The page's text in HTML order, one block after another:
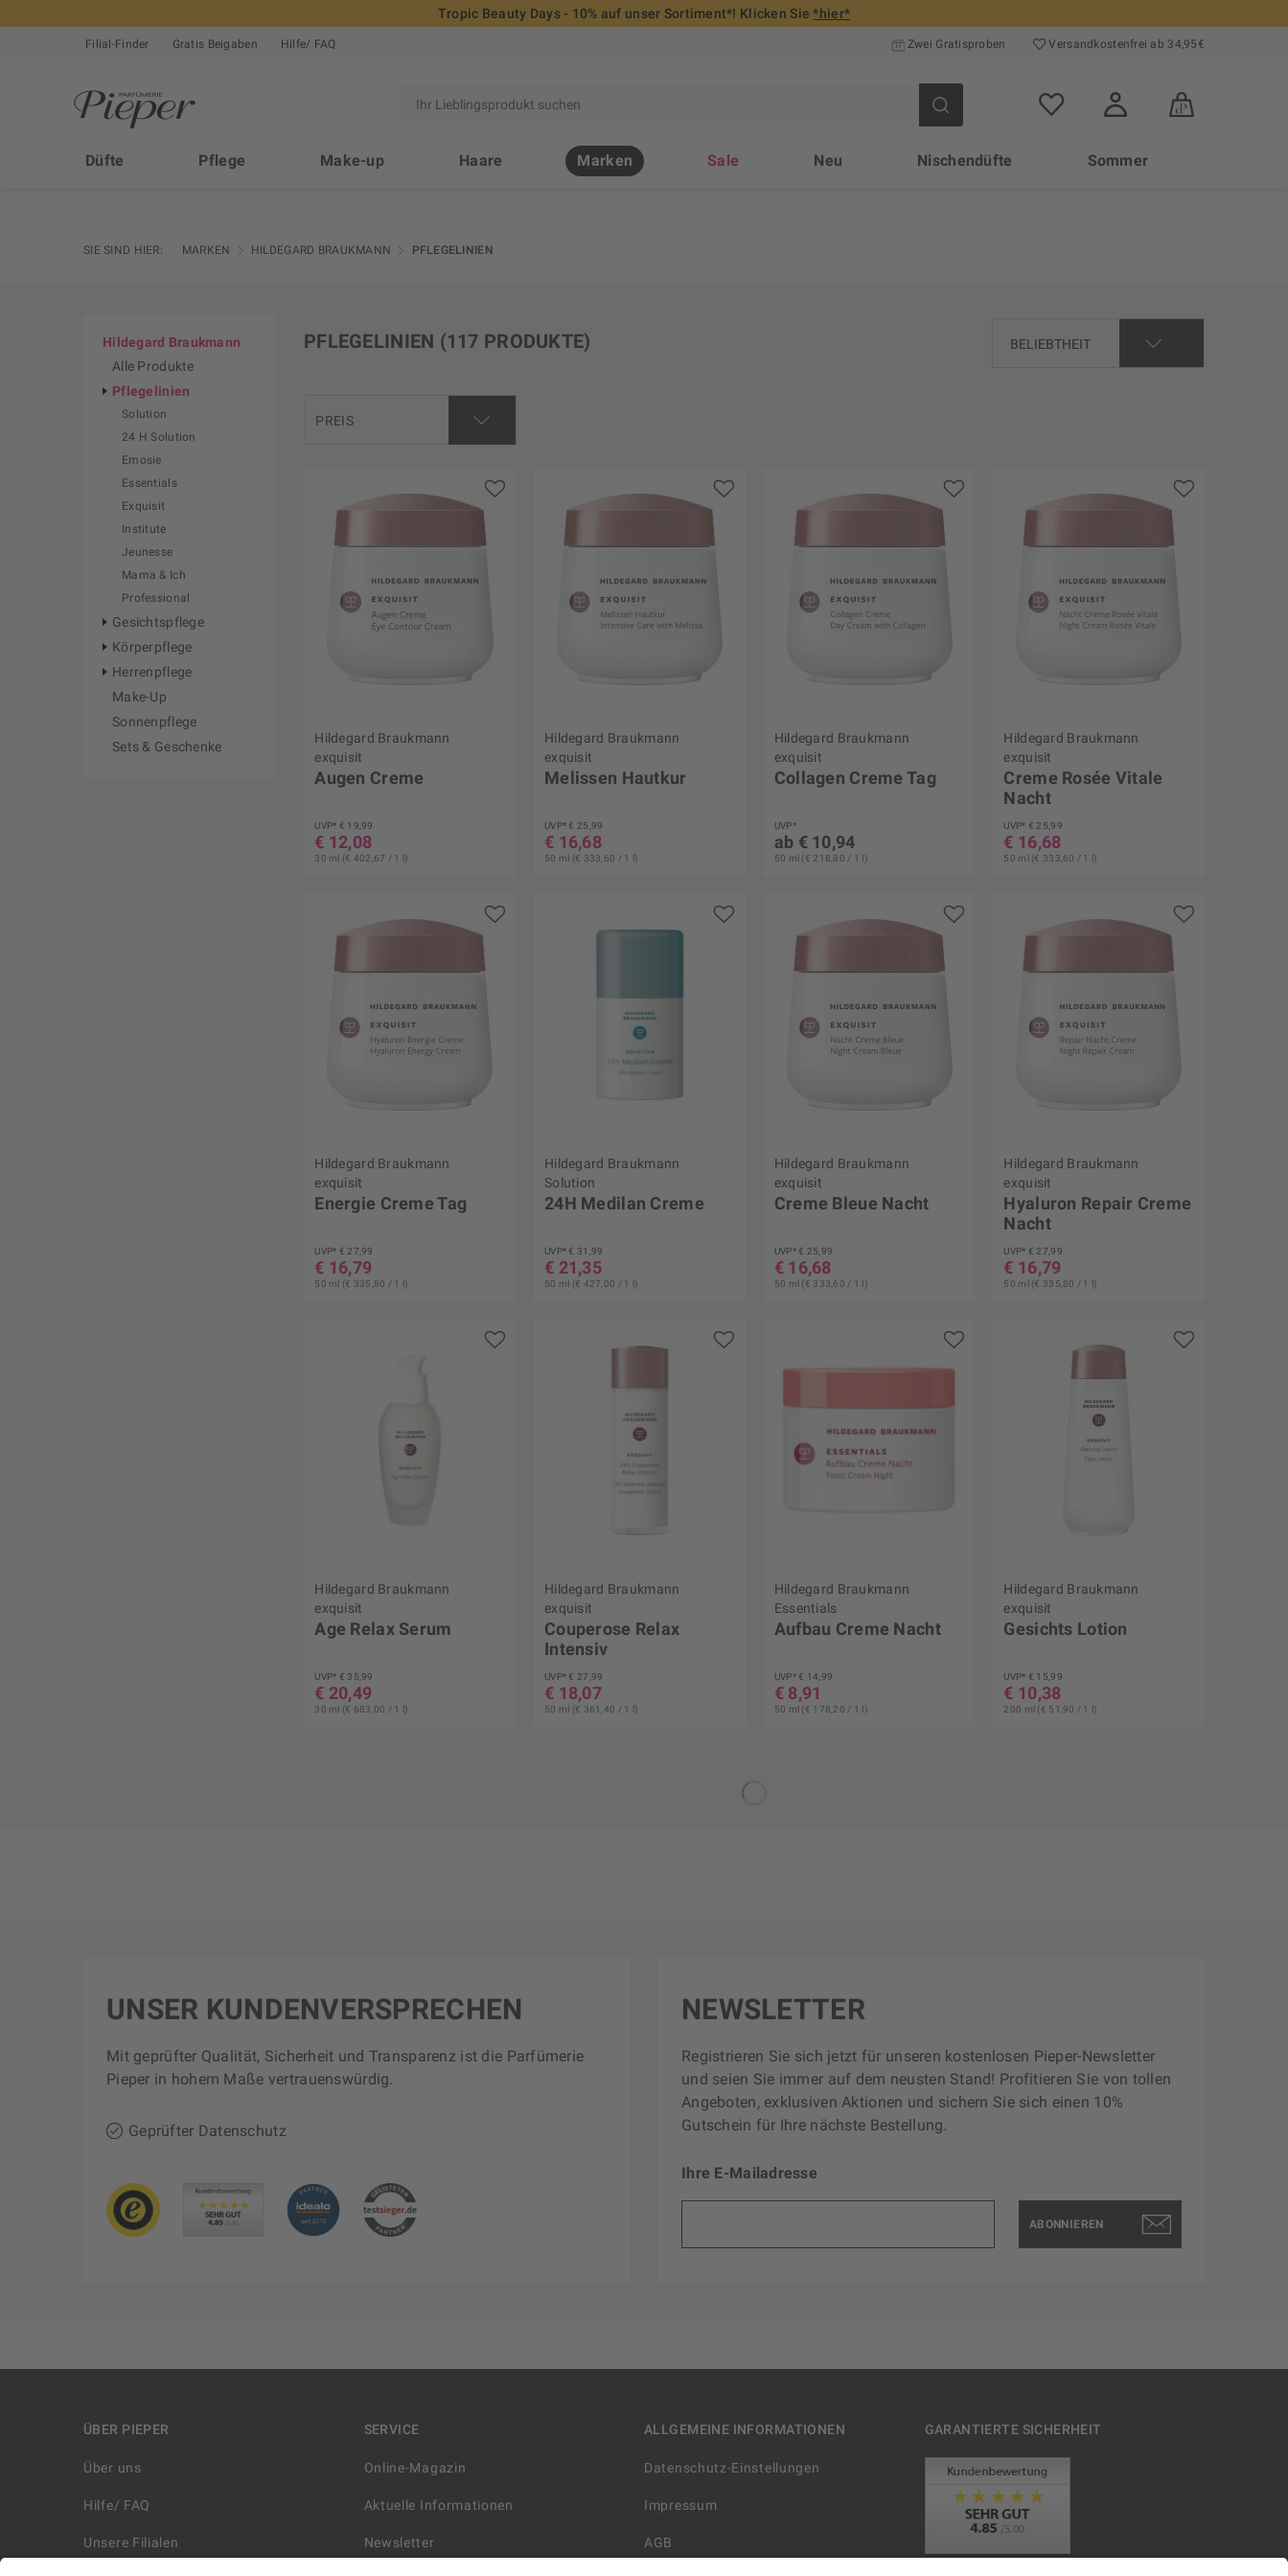
Tropic Beauty Days - 10% auf unser Sortiment*! Klicken Sie*hier*
Filial-Finder Gratis Beigaben Hilfe/ FAQ Zwei Gratisproben Versand­kosten­frei ab 34,95€
Düfte Pflege Make-up Haare Marken Sale Neu Nischendüfte Sommer
SIE SIND HIER: MARKEN HILDEGARD BRAUKMANN PFLEGELINIEN
Hildegard Braukmann
Alle Produkte
Pflegelinien
Solution
24 H Solution
Emosie
Essentials
Exquisit
Institute
Jeunesse
Mama & Ich
Professional
Gesichtspflege
Körperpflege
Herrenpflege
Make-Up
Sonnenpflege
Sets & Geschenke
PFLEGELINIEN (117 PRODUKTE)
PREIS
Hildegard Braukmann
exquisit
Augen Creme
UVP* € 19,99
€ 12,08
30 ml (€ 402,67 / 1 l)
Hildegard Braukmann
exquisit
Melissen Hautkur
UVP* € 25,99
€ 16,68
50 ml (€ 333,60 / 1 l)
Hildegard Braukmann
exquisit
Collagen Creme Tag
UVP*
ab € 10,94
50 ml (€ 218,80 / 1 l)
Hildegard Braukmann
exquisit
Creme Rosée Vitale
Nacht
UVP* € 25,99
€ 16,68
50 ml (€ 333,60 / 1 l)
Hildegard Braukmann
exquisit
Energie Creme Tag
UVP* € 27,99
€ 16,79
50 ml (€ 335,80 / 1 l)
Hildegard Braukmann
Solution
24H Medilan Creme
UVP* € 31,99
€ 21,35
50 ml (€ 427,00 / 1 l)
Hildegard Braukmann
exquisit
Creme Bleue Nacht
UVP* € 25,99
€ 16,68
50 ml (€ 333,60 / 1 l)
Hildegard Braukmann
exquisit
Hyaluron Repair Creme
Nacht
UVP* € 27,99
€ 16,79
50 ml (€ 335,80 / 1 l)
Hildegard Braukmann
exquisit
Age Relax Serum
UVP* € 35,99
€ 20,49
30 ml (€ 683,00 / 1 l)
Hildegard Braukmann
exquisit
Couperose Relax
Intensiv
UVP* € 27,99
€ 18,07
50 ml (€ 361,40 / 1 l)
Hildegard Braukmann
Essentials
Aufbau Creme Nacht
UVP* € 14,99
€ 8,91
50 ml (€ 178,20 / 1 l)
Hildegard Braukmann
exquisit
Gesichts Lotion
UVP* € 15,99
€ 10,38
200 ml (€ 51,90 / 1 l)
NEWSLETTER
Registrieren Sie sich jetzt für unseren kostenlosen Pieper-Newsletter
und seien Sie immer auf dem neusten Stand! Profitieren Sie von tollen
Angeboten, exklusiven Aktionen und sichern Sie sich einen 10%
Gutschein für Ihre nächste Bestellung.
Ihre E-Mailadresse
ABONNIEREN
UNSER KUNDENVERSPRECHEN
Mit geprüfter Qualität, Sicherheit und Transparenz ist die Parfümerie
Pieper in hohem Maße vertrauenswürdig.
Geprüfter Datenschutz
ÜBER PIEPER
Über uns
Hilfe/ FAQ
Unsere Filialen
SERVICE
Online-Magazin
Aktuelle Informationen
Newsletter
ALLGEMEINE INFORMATIONEN
Datenschutz-Einstellungen
Impressum
AGB
GARANTIERTE SICHERHEIT